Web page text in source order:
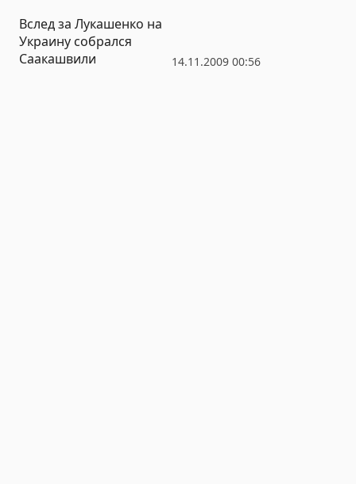
татар
14.11.2009 00:56
Вслед за Лукашенко на
Украину собрался
Саакашвили